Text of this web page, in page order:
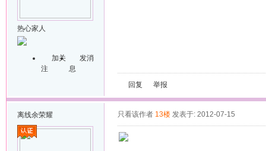
热心家人
加关
注
发消
息
回复 举报
离线余荣耀 只看该作者 13楼 发表于: 2012-07-15